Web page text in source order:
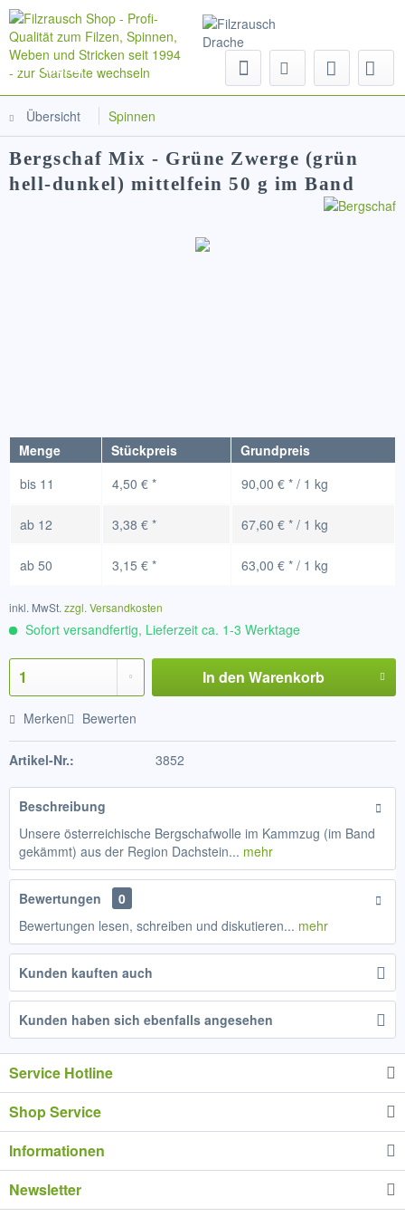
Menü
Übersicht Spinnen
Bergschaf Mix - Grüne Zwerge (grün
hell-dunkel) mittelfein 50 g im Band
Menge Stückpreis
Grundpreis
bis 11 4,50 € * 90,00 € * / 1 kg
ab 12 3,38 € * 67,60 € * / 1 kg
ab 50 3,15 € * 63,00 € * / 1 kg
inkl. MwSt. zzgl. Versandkosten
Sofort versandfertig, Lieferzeit ca. 1-3 Werktage
In den Warenkorb
Merken Bewerten
Artikel-Nr.: 3852
Beschreibung
Unsere österreichische Bergschafwolle im Kammzug (im Band
gekämmt) aus der Region Dachstein... mehr
Bewertungen
0
Bewertungen lesen, schreiben und diskutieren... mehr
Kunden kauften auch
Kunden haben sich ebenfalls angesehen
Service Hotline
Shop Service
Informationen
Newsletter